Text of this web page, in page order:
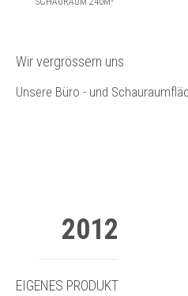
Wir vergrössern uns
Unsere Büro - und
2012
EIGENES PRODUKT